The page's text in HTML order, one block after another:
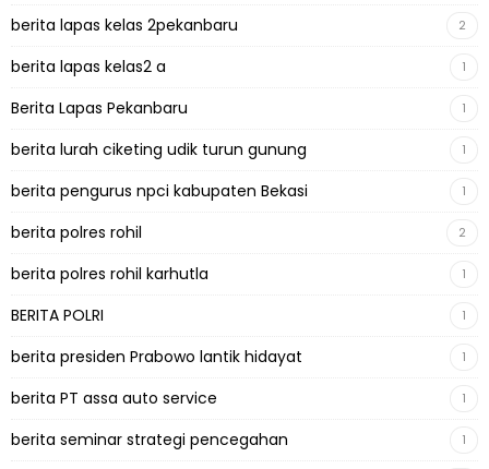
berita lapas kelas 2pekanbaru 2
berita lapas kelas2 a 1
Berita Lapas Pekanbaru 1
berita lurah ciketing udik turun gunung 1
berita pengurus npci kabupaten Bekasi 1
berita polres rohil 2
berita polres rohil karhutla 1
BERITA POLRI 1
berita presiden Prabowo lantik hidayat 1
berita PT assa auto service 1
berita seminar strategi pencegahan 1